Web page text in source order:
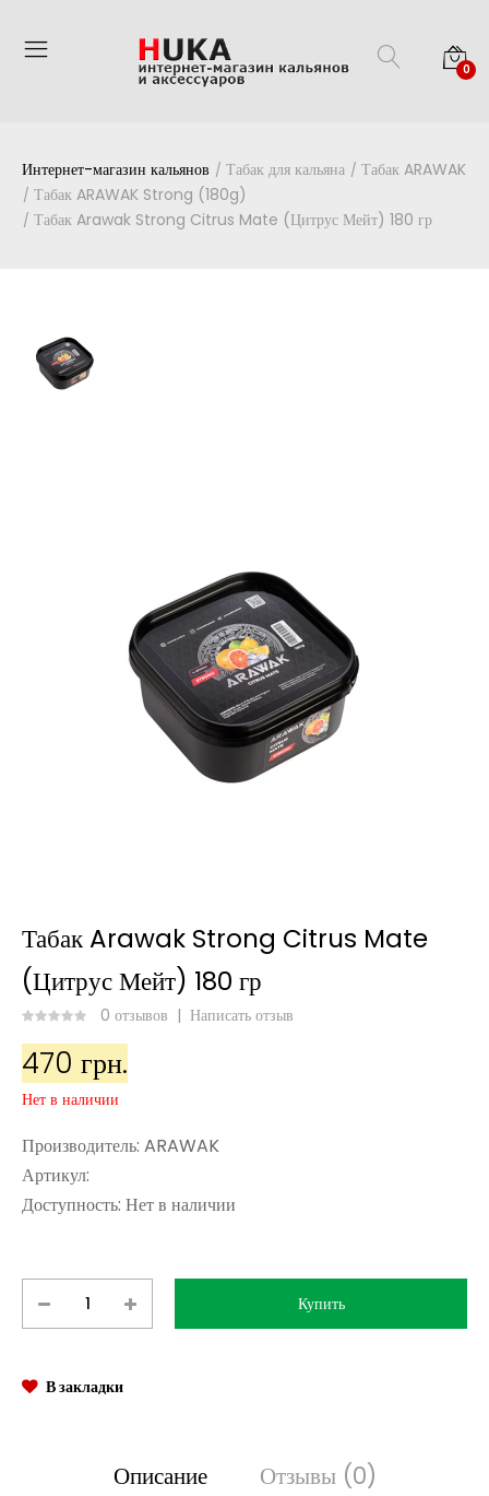
0
Интернет-магазин кальянов Табак для кальяна
Табак ARAWAK
Табак ARAWAK Strong (180g)
Табак Arawak Strong Citrus Mate (Цитрус Мейт) 180 гр
Табак Arawak Strong Citrus Mate
(Цитрус Мейт) 180 гр
0 отзывов | Написать отзыв
470 грн.
Нет в наличии
Производитель: ARAWAK
Артикул:
Доступность: Нет в наличии
В закладки
Описание Отзывы (0)